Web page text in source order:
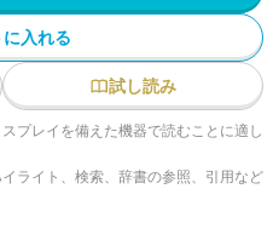
入れる
試し読み
プレイを備えた機器で読むことに適し
ライト、検索、辞書の参照、引用など